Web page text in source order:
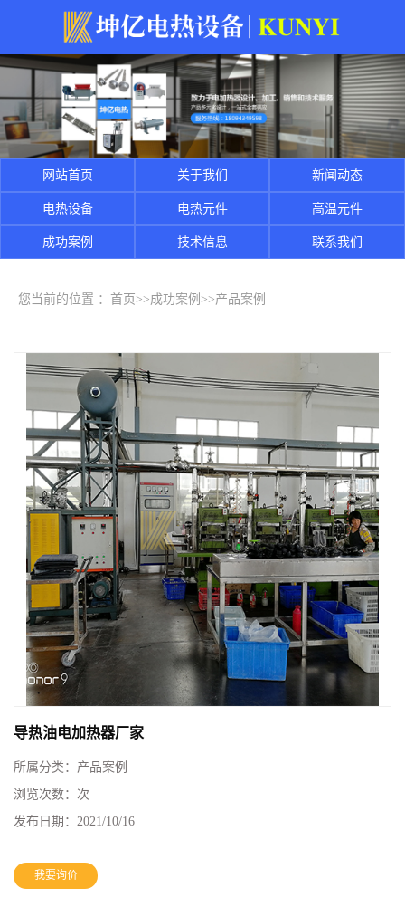
网站首页 关于我们 新闻动态
电热设备 电热元件 高温元件
成功案例 技术信息 联系我们
您当前的位置 ： 首页 >>成功案例 >>产品案例
导热油电加热器厂家
所属分类： 产品案例
浏览次数： 次
发布日期： 2021/10/16
我要询价